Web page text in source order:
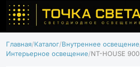
Главная Каталог Внутреннее освещение
Интерьерное освещение NT-HOUSE 900